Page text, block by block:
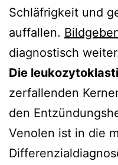
Schläfrigkeit und
auffallen.
diagnostisch
Die
zerfallenden
den
Venolen ist in die